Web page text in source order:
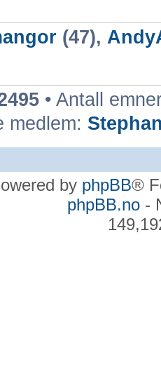
(47),
• Antall
medlem:
by phpBB®
phpBB.no-